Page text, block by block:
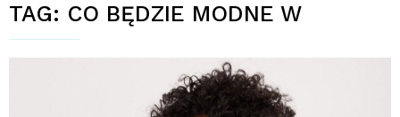
TAG: CO BĘDZIE MODNE W